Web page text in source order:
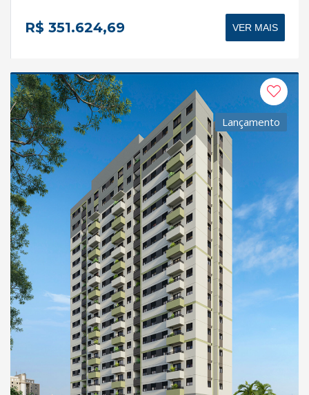
R$ 351.624,69 VER MAIS
Lançamento